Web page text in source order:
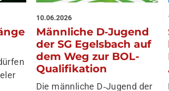
10.06.2026
Männliche D‑Jugend
der SG Egelsbach auf
dem Weg zur BOL-
Qualifikation
Die männliche D‑Jugend der